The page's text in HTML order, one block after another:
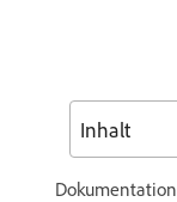
Dokumentation
Inhalt